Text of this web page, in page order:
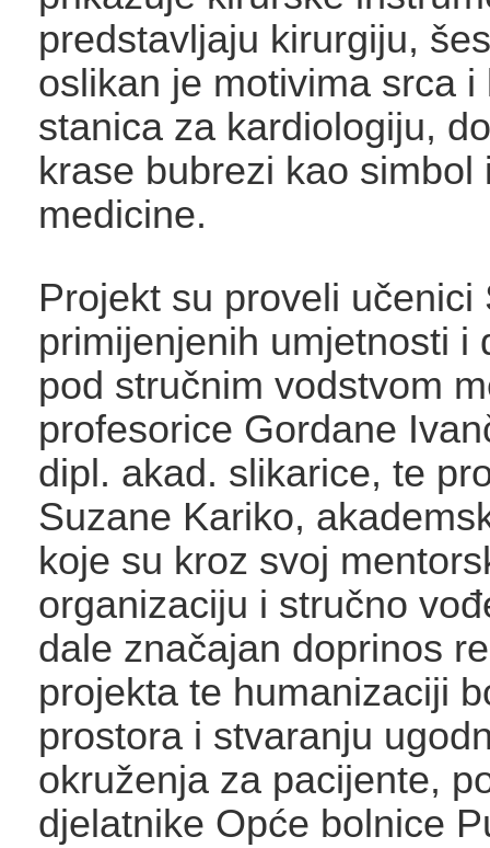
predstavljaju kirurgiju,
oslikan je motivima srca i
stanica za kardiologiju,
krase bubrezi kao simbol
medicine.
Projekt su proveli učenici
primijenjenih umjetnosti i
pod stručnim vodstvom
profesorice Gordane
dipl. akad. slikarice, te
Suzane Kariko,
koje su kroz svoj
organizaciju i stručno
dale značajan doprinos
projekta te humanizaciji
prostora i stvaranju
okruženja za pacijente,
djelatnike Opće bolnice